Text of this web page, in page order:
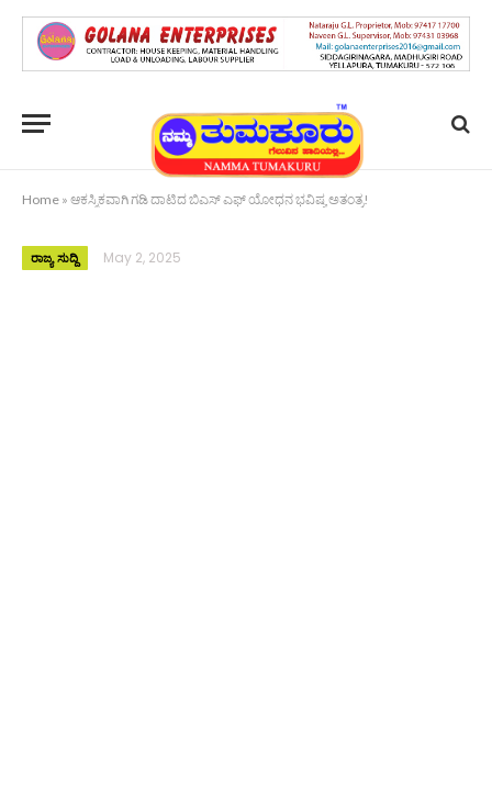
Home » ಆಕಸ್ಮಿಕವಾಗಿ ಗಡಿ ದಾಟಿದ ಬಿಎಸ್ ಎಫ್ ಯೋಧನ ಭವಿಷ್ಯ ಅತಂತ್ರ!
ರಾಜ್ಯ ಸುದ್ದಿ May 2, 2025